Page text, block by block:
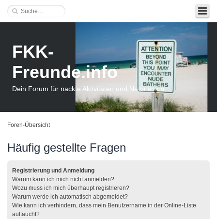
FKK-
Freunde.info
Dein Forum für nackte Aktivitäten und Naturismus
Foren-Übersicht
Häufig gestellte Fragen
Registrierung und Anmeldung
Warum kann ich mich nicht anmelden?
Wozu muss ich mich überhaupt registrieren?
Warum werde ich automatisch abgemeldet?
Wie kann ich verhindern, dass mein Benutzername in der Online-Liste
auftaucht?